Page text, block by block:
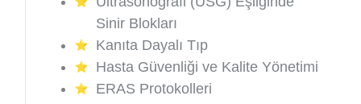
Sinir Blokları
Kanıta Dayalı Tıp
Hasta Güvenliği ve Kalite Yönetimi
ERAS Protokolleri